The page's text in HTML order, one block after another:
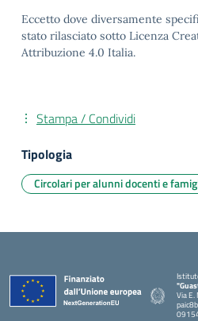
Eccetto dove diversamente
stato rilasciato sotto Licenza
Attribuzione 4.0 Italia.
Stampa / Condividi
Tipologia
Circolari per alunni docenti e
Via E.